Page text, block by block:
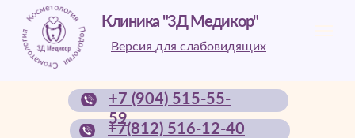
Версия для слабовидящих
+7 (904) 515-55-
59
+7(812) 516-12-40
Клиника "3Д Медикор"